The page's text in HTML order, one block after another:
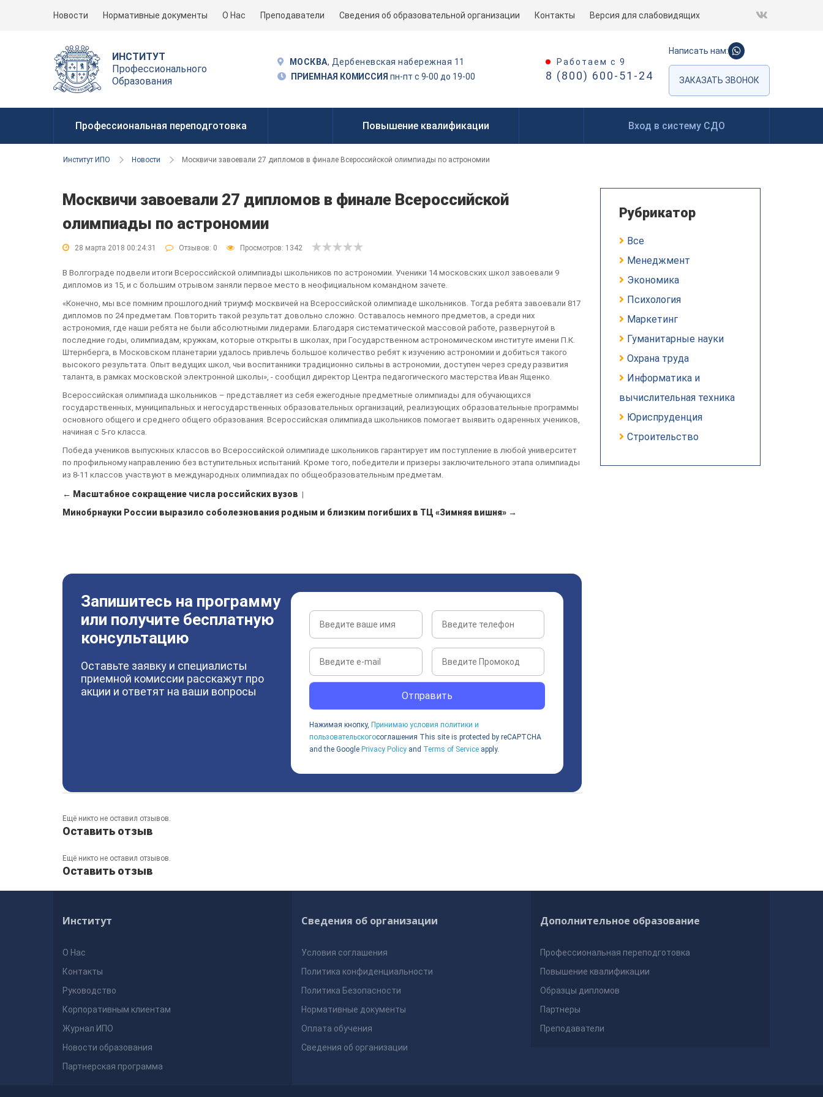
Новости Нормативные документы О Нас Преподаватели Сведения об образовательной организации Контакты Версия для слабовидящих
ИНСТИТУТ
Профессионального
Образования
МОСКВА, Дербеневская набережная 11
ПРИЕМНАЯ КОМИССИЯ пн-пт с 9-00 до 19-00
Работаем с 9
8 (800) 600-51-24
Написать нам:
ЗАКАЗАТЬ ЗВОНОК
Профессиональная переподготовка Повышение квалификации Вход в систему СДО
Институт ИПО Новости Москвичи завоевали 27 дипломов в финале Всероссийской олимпиады по астрономии
Москвичи завоевали 27 дипломов в финале Всероссийской
олимпиады по астрономии
28 марта 2018 00:24:31 Отзывов: 0 Просмотров: 1342
В Волгограде подвели итоги Всероссийской олимпиады школьников по астрономии. Ученики 14 московских школ завоевали 9
дипломов из 15, и с большим отрывом заняли первое место в неофициальном командном зачете.
«Конечно, мы все помним прошлогодний триумф москвичей на Всероссийской олимпиаде школьников. Тогда ребята завоевали 817
дипломов по 24 предметам. Повторить такой результат довольно сложно. Оставалось немного предметов, а среди них
астрономия, где наши ребята не были абсолютными лидерами. Благодаря систематической массовой работе, развернутой в
последние годы, олимпиадам, кружкам, которые открыты в школах, при Государственном астрономическом институте имени П.К.
Штернберга, в Московском планетарии удалось привлечь большое количество ребят к изучению астрономии и добиться такого
высокого результата. Опыт ведущих школ, чьи воспитанники традиционно сильны в астрономии, доступен через среду развития
таланта, в рамках московской электронной школы», - сообщил директор Центра педагогического мастерства Иван Ященко.
Всероссийская олимпиада школьников – представляет из себя ежегодные предметные олимпиады для обучающихся
государственных, муниципальных и негосударственных образовательных организаций, реализующих образовательные программы
основного общего и среднего общего образования. Всероссийская олимпиада школьников помогает выявить одаренных учеников,
начиная с 5-го класса.
Победа учеников выпускных классов во Всероссийской олимпиаде школьников гарантирует им поступление в любой университет
по профильному направлению без вступительных испытаний. Кроме того, победители и призеры заключительного этапа олимпиады
из 8-11 классов участвуют в международных олимпиадах по общеобразовательным предметам.
← Масштабное сокращение числа российских вузов
Минобрнауки России выразило соболезнования родным и близким погибших в ТЦ «Зимняя вишня» →
Запишитесь на программу
или получите бесплатную
консультацию
Оставьте заявку и специалисты
приемной комиссии расскажут про
акции и ответят на ваши вопросы
Отправить
Нажимая кнопку, Принимаю условия политики и
пользовательскогосоглашения This site is protected by reCAPTCHA
and the Google Privacy Policyand Terms of Serviceapply.
Ещё никто не оставил отзывов.
Оставить отзыв
Ещё никто не оставил отзывов.
Оставить отзыв
Рубрикатор
Все
Менеджмент
Экономика
Психология
Маркетинг
Гуманитарные науки
Охрана труда
Информатика и
вычислительная техника
Юриспруденция
Строительство
Институт
О Нас
Контакты
Руководство
Корпоративным клиентам
Журнал ИПО
Новости образования
Партнерская программа
Сведения об организации
Условия соглашения
Политика конфиденциальности
Политика Безопасности
Нормативные документы
Оплата обучения
Сведения об организации
Дополнительное образование
Профессиональная переподготовка
Повышение квалификации
Образцы дипломов
Партнеры
Преподаватели